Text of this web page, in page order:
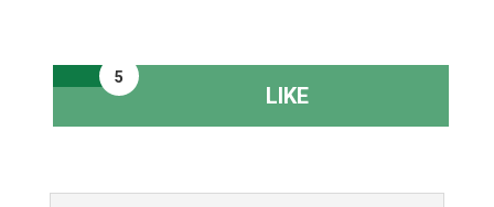
5
LIKE